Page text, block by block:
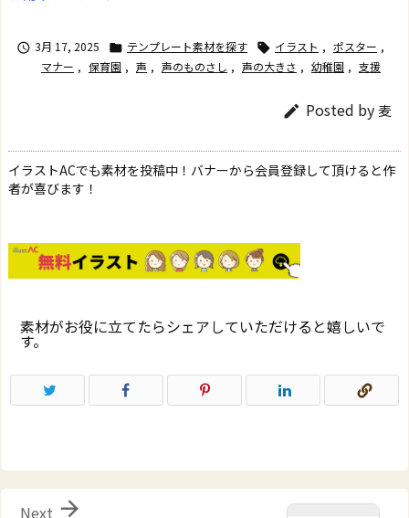
 3月 17, 2025  テンプレート素材を探す  イラスト , ポスター ,
マナー , 保育園 , 声 , 声のものさし , 声の大きさ , 幼稚園 , 支援
 Posted by麦
イラストACでも素材を投稿中！バナーから会員登録して頂けると作
者が喜びます！
素材がお役に立てたらシェアしていただけると嬉しいで
す。

Next